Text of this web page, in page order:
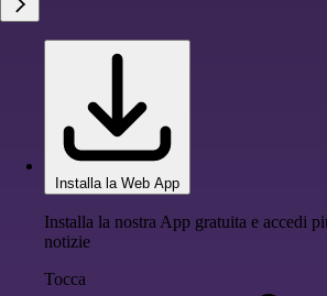
Installa la Web App
Installa la nostra App gratuita e accedi
notizie
Tocca